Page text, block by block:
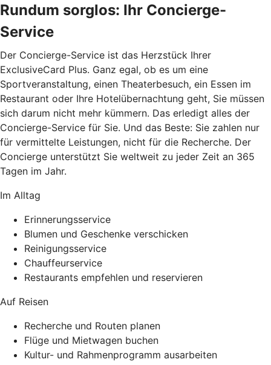
Rundum sorglos: Ihr Concierge-
Service
Der Concierge-Service ist das Herzstück Ihrer
ExclusiveCard Plus. Ganz egal, ob es um eine
Sportveranstaltung, einen Theaterbesuch, ein Essen im
Restaurant oder Ihre Hotelübernachtung geht, Sie müssen
sich darum nicht mehr kümmern. Das erledigt alles der
Concierge-Service für Sie. Und das Beste: Sie zahlen nur
für vermittelte Leistungen, nicht für die Recherche. Der
Concierge unterstützt Sie weltweit zu jeder Zeit an 365
Tagen im Jahr.
Im Alltag
Erinnerungsservice
Blumen und Geschenke verschicken
Reinigungsservice
Chauffeurservice
Restaurants empfehlen und reservieren
Auf Reisen
Recherche und Routen planen
Flüge und Mietwagen buchen
Kultur- und Rahmenprogramm ausarbeiten